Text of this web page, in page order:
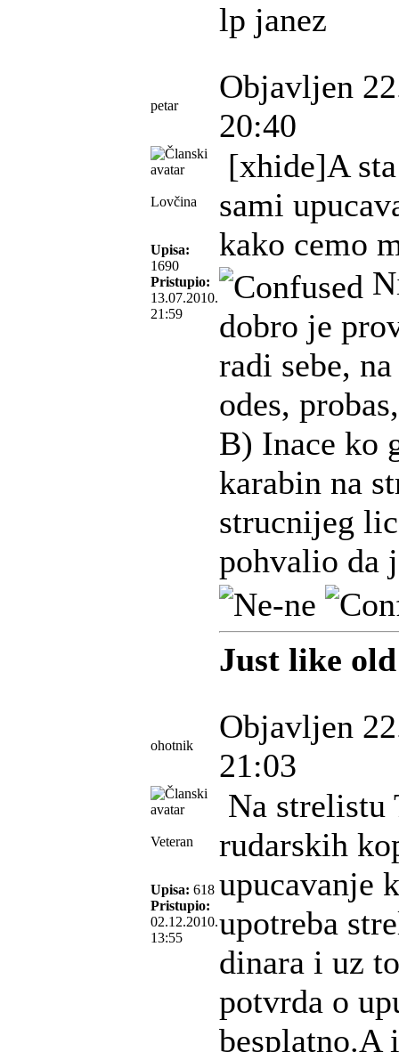
lp janez
petar
Objavljen
20:40
Lovčina
Upisa:
1690
Pristupio:
13.07.2010.
21:59
[xhide]A
sami
kako cemo
dobro je
radi sebe,
odes,
B) Inace ko
karabin na
strucnijeg
pohvalio da
Just like
ohotnik
Objavljen
21:03
Veteran
Upisa: 618
Pristupio:
02.12.2010.
13:55
Na strelistu
rudarskih
upucavanje
upotreba
dinara i uz
potvrda o
besplatno.A